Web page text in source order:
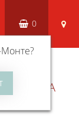
?
0